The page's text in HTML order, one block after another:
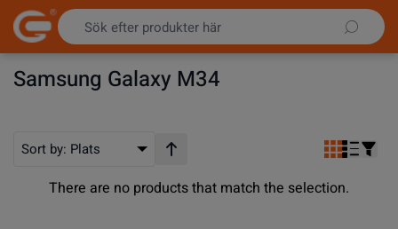
Hoppa till innehållet
Samsung Galaxy M34
Sort by: Plats
Stigande ordning
There are no products that match the selection.